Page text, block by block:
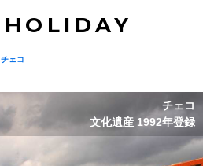
HOLIDAY
チェコ
チェコ
文化遺産 1992年登録